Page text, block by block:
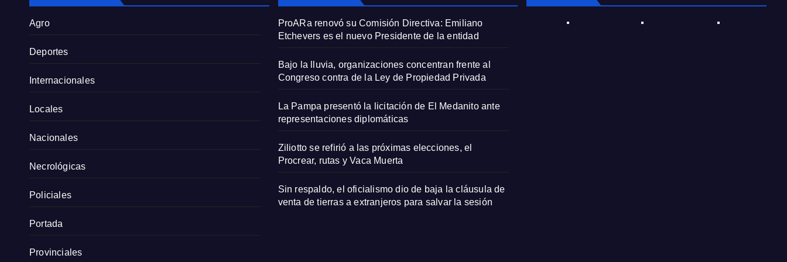
Agro
Deportes
Internacionales
Locales
Nacionales
Necrológicas
Policiales
Portada
Provinciales
ProARa renovó su Comisión Directiva: Emiliano
Etchevers es el nuevo Presidente de la entidad
Bajo la lluvia, organizaciones concentran frente al
Congreso contra de la Ley de Propiedad Privada
La Pampa presentó la licitación de El Medanito ante
representaciones diplomáticas
Ziliotto se refirió a las próximas elecciones, el
Procrear, rutas y Vaca Muerta
Sin respaldo, el oficialismo dio de baja la cláusula de
venta de tierras a extranjeros para salvar la sesión